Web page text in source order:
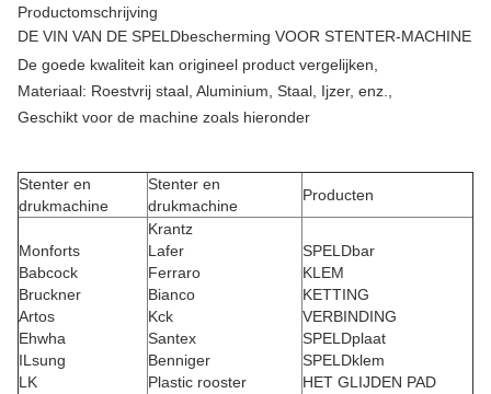
Productomschrijving
DE VIN VAN DE SPELDbescherming VOOR STENTER-MACHINE
De goede kwaliteit kan origineel product vergelijken,
Materiaal: Roestvrij staal, Aluminium, Staal, Ijzer, enz.,
Geschikt voor de machine zoals hieronder
Stenter en
drukmachine
Stenter en
drukmachine
Producten
Monforts
Babcock
Bruckner
Artos
Ehwha
ILsung
LK
Krantz
Lafer
Ferraro
Bianco
Kck
Santex
Benniger
Plastic rooster
SPELDbar
KLEM
KETTING
VERBINDING
SPELDplaat
SPELDklem
HET GLIJDEN PAD